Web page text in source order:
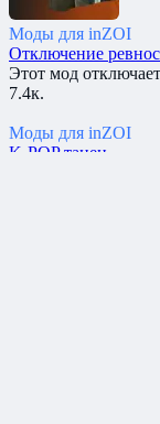
Моды для inZOI
Отключение
Этот мод
7.4к.
Моды для inZOI
K-POP танец